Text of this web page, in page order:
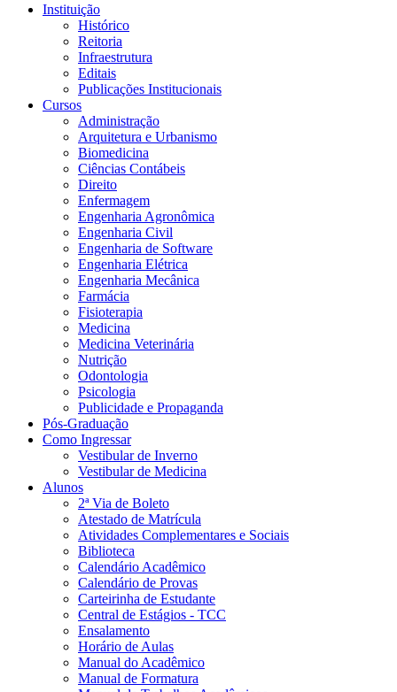
Instituição
Histórico
Reitoria
Infraestrutura
Editais
Publicações Institucionais
Cursos
Administração
Arquitetura e Urbanismo
Biomedicina
Ciências Contábeis
Direito
Enfermagem
Engenharia Agronômica
Engenharia Civil
Engenharia de Software
Engenharia Elétrica
Engenharia Mecânica
Farmácia
Fisioterapia
Medicina
Medicina Veterinária
Nutrição
Odontologia
Psicologia
Publicidade e Propaganda
Pós-Graduação
Como Ingressar
Vestibular de Inverno
Vestibular de Medicina
Alunos
2ª Via de Boleto
Atestado de Matrícula
Atividades Complementares e Sociais
Biblioteca
Calendário Acadêmico
Calendário de Provas
Carteirinha de Estudante
Central de Estágios - TCC
Ensalamento
Horário de Aulas
Manual do Acadêmico
Manual de Formatura